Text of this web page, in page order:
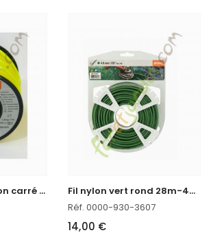
R
ouleau de fil nylon carré 168m - 3mm Stihl F
il nylon vert rond 28m-4mm Stihl réf. 0000-930-3607 en stock
Réf. 0000-930-3607
14,00 €